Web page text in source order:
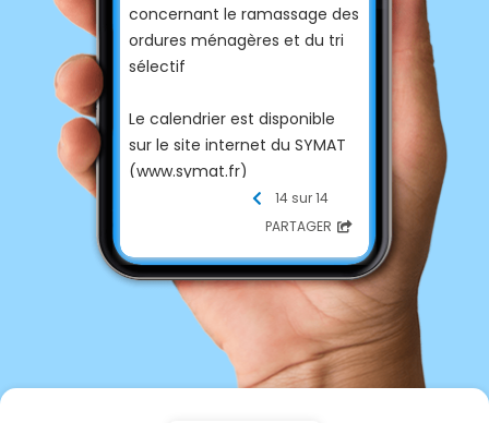
concernant le ramassage des
ordures ménagères et du tri
sélectif
Le calendrier est disponible
sur le site internet du SYMAT
(www.symat.fr)
ou au secrétariat de mairie
14 sur 14
PARTAGER